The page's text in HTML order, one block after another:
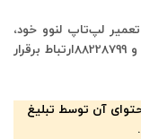
لپ‌تاپ لنوو خود،
می‌توانید با شماره تماس مرکز تعمیر 88228701 و 88228799ارتباط برقرار
آن توسط تبلیغ